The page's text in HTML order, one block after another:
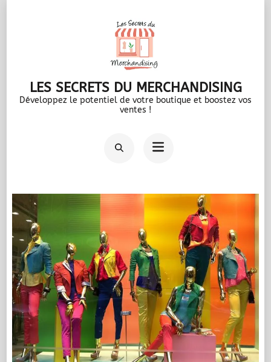
Entrée)LES SECRETS DU MERCHANDISING
Développez le potentiel de votre boutique et boostez vos
ventes !